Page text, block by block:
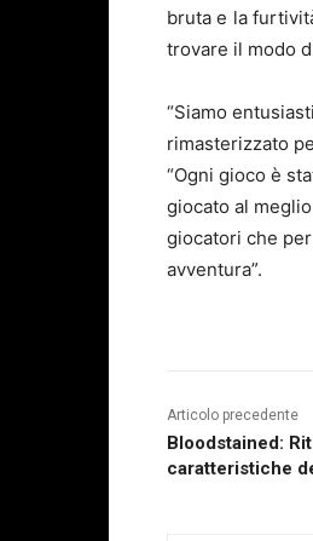
bruta e la
trovare il modo
“Siamo
rimasterizzato
“Ogni gioco è
giocato al
giocatori che
avventura”.
Articolo precedente
Bloodstained:
caratteristiche